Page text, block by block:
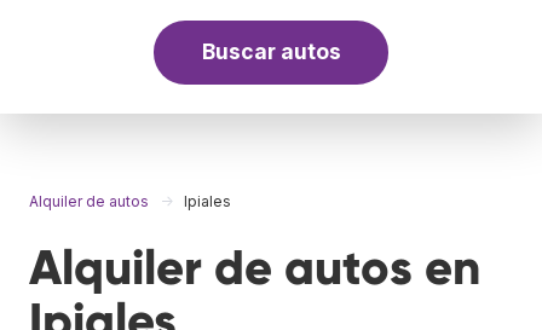
Buscar autos
Alquiler de autos Ipiales
Alquiler de autos en